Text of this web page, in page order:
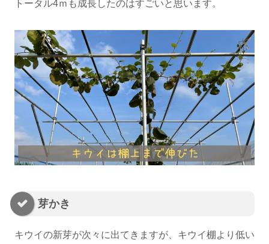
トータル4ｍも成長したのはすごいと思います。
芽かき
キウイの新芽が次々に出てきますが、キウイ棚より低い